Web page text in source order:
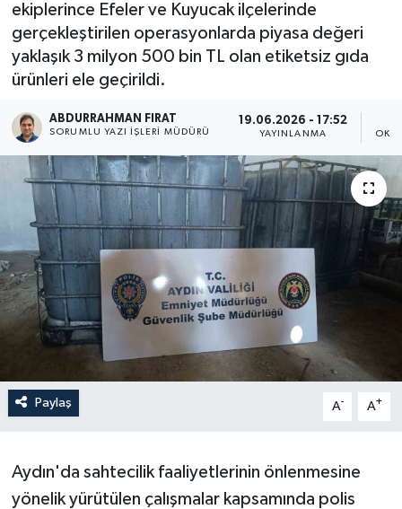
ekiplerince Efeler ve Kuyucak ilçelerinde
gerçekleştirilen operasyonlarda piyasa değeri
yaklaşık 3 milyon 500 bin TL olan etiketsiz gıda
ürünleri ele geçirildi.
ABDURRAHMAN FIRAT
SORUMLU YAZI İŞLERI MÜDÜRÜ
19.06.2026 - 17:52
YAYINLANMA
Paylaş A- A+
Aydın'da sahtecilik faaliyetlerinin önlenmesine
yönelik yürütülen çalışmalar kapsamında polis